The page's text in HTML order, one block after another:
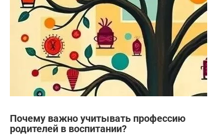
Почему важно учитывать профессию
родителей в воспитании?